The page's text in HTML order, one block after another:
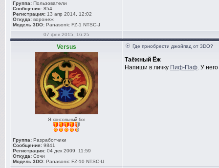
Группа: Пользователи
Сообщения: 854
Регистрация: 13 апр 2014, 12:02
Откуда: воронеж
Модель 3DO: Panasonic FZ-1 NTSC-J
07 фев 2015, 16:25
Versus
Я консольный бог
Группа: Разработчики
Сообщения: 9841
Регистрация: 04 дек 2009, 11:59
Откуда: Сочи
Модель 3DO: Panasonic FZ-10 NTSC-U
Где приобрести джойпад от 3DO?
Таёжный Ёж
Напиши в личку Пиф-Паф. У